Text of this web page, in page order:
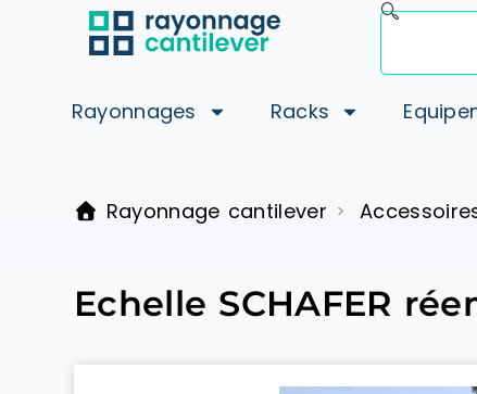
Rayonnages Racks
Rayonnage cantilever >
Echelle SCHAFER